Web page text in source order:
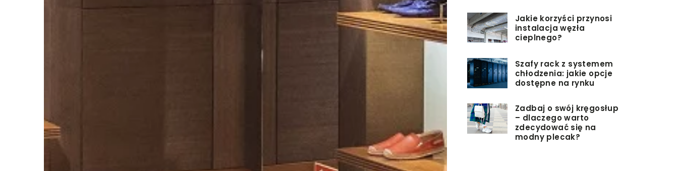
Jakie korzyści przynosi
instalacja węzła
cieplnego?
Szafy rack z systemem
chłodzenia: jakie opcje
dostępne na rynku
Zadbaj o swój kręgosłup
– dlaczego warto
zdecydować się na
modny plecak?